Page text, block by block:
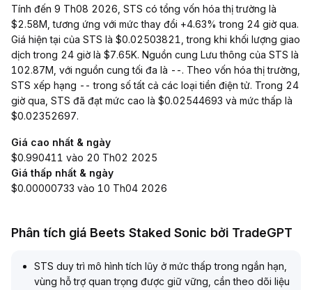
Tính đến 9 Th08 2026, STS có tổng vốn hóa thị trường là
$2.58M, tương ứng với mức thay đổi +4.63% trong 24 giờ qua.
Giá hiện tại của STS là $0.02503821, trong khi khối lượng giao
dịch trong 24 giờ là $7.65K. Nguồn cung Lưu thông của STS là
102.87M, với nguồn cung tối đa là --. Theo vốn hóa thị trường,
STS xếp hạng -- trong số tất cả các loại tiền điện tử. Trong 24
giờ qua, STS đã đạt mức cao là $0.02544693 và mức thấp là
$0.02352697.
Giá cao nhất & ngày
$0.990411 vào 20 Th02 2025
Giá thấp nhất & ngày
$0.00000733 vào 10 Th04 2026
Phân tích giá Beets Staked Sonic bởi TradeGPT
STS duy trì mô hình tích lũy ở mức thấp trong ngắn hạn,
vùng hỗ trợ quan trọng được giữ vững, cần theo dõi liệu